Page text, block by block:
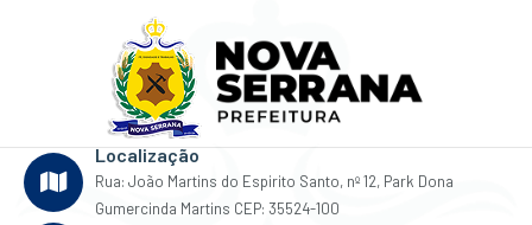
Localização
Rua: João Martins do Espirito Santo, nº 12, Park Dona
Gumercinda Martins CEP: 35524-100